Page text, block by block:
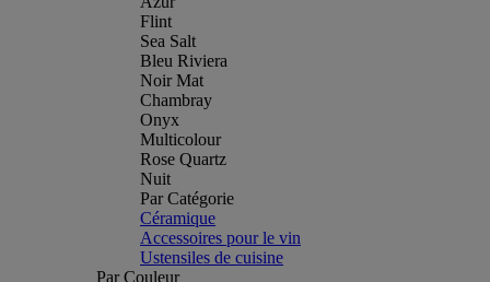
Flint
Sea Salt
Bleu Riviera
Noir Mat
Chambray
Onyx
Multicolour
Rose Quartz
Nuit
Par Catégorie
Céramique
Accessoires pour le vin
Ustensiles de cuisine
Par Couleur